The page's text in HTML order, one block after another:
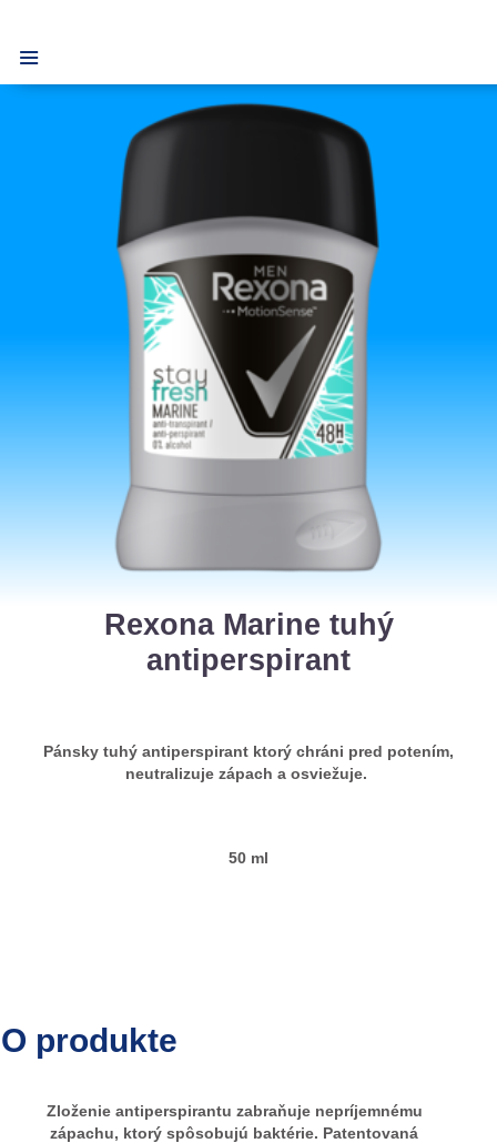
Rexona Marine tuhý
antiperspirant
Pánsky tuhý antiperspirant ktorý chráni pred potením,
neutralizuje zápach a osviežuje.
50 ml
O produkte
Zloženie antiperspirantu zabraňuje nepríjemnému
zápachu, ktorý spôsobujú baktérie. Patentovaná